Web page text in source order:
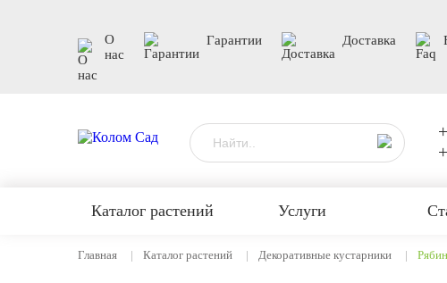
О
нас
Гарантии Доставка
Каталог растений Услуги
Главная Каталог растений Декоративные кустарники